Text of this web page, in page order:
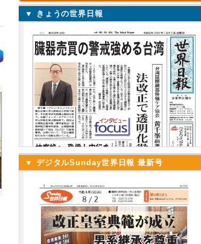
▼ きょうの世界日報
▼ デジタルSunday世界日報 最新号